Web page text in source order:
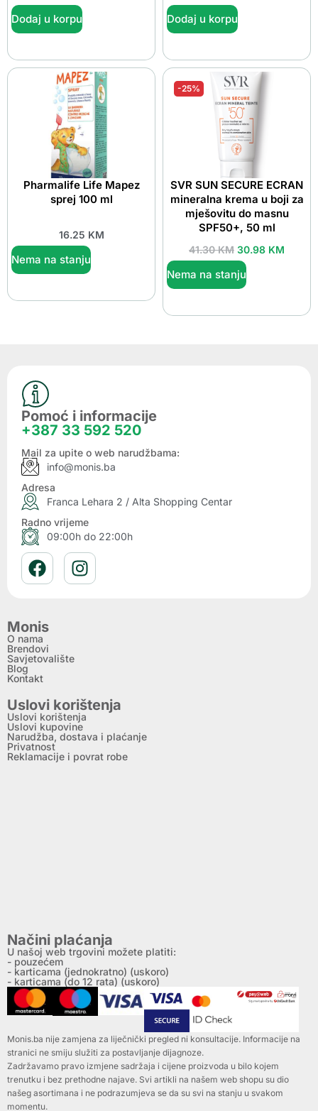
Dodaj u korpu Dodaj u korpu
Pharmalife Life Mapez
sprej 100 ml
16.25 KM
Nema na stanju
-25%
SVR SUN SECURE ECRAN
mineralna krema u boji za
mješovitu do masnu
SPF50+, 50 ml
41.30KM 30.98 KM
Nema na stanju
Pomoć i informacije
+387 33 592 520
Mail za upite o web narudžbama:
info@monis.ba
Adresa
Franca Lehara 2 / Alta Shopping Centar
Radno vrijeme
09:00h do 22:00h
Monis
O nama
Brendovi
Savjetovalište
Blog
Kontakt
Uslovi korištenja
Uslovi korištenja
Uslovi kupovine
Narudžba, dostava i plaćanje
Privatnost
Reklamacije i povrat robe
Načini plaćanja
U našoj web trgovini možete platiti:
- pouzećem
- karticama (jednokratno) (uskoro)
- karticama (do 12 rata) (uskoro)
Monis.ba nije zamjena za liječnički pregled ni konsultacije. Informacije na
stranici ne smiju služiti za postavljanje dijagnoze.
Zadržavamo pravo izmjene sadržaja i cijene proizvoda u bilo kojem
trenutku i bez prethodne najave. Svi artikli na našem web shopu su dio
našeg asortimana i ne podrazumjeva se da su svi na stanju u svakom
momentu.